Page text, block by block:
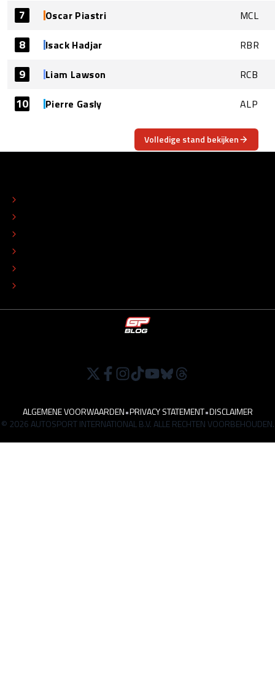
7 Oscar Piastri MCL
8 Isack Hadjar RBR
9 Liam Lawson RCB
10 Pierre Gasly ALP
Volledige stand bekijken
ALGEMENE VOORWAARDEN•PRIVACY STATEMENT•DISCLAIMER
© 2026 AUTOSPORT INTERNATIONAL B.V. ALLE RECHTEN VOORBEHOUDEN.